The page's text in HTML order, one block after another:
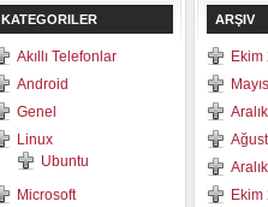
KATEGORILER
Akıllı Telefonlar
Android
Genel
Linux
Ubuntu
Microsoft
ARŞIV
Ekim
Ekim